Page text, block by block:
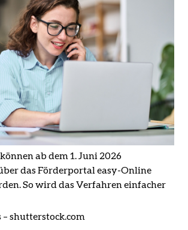
ab dem 1. Juni 2026
das Förderportal easy-Online
So wird das Verfahren einfacher
shutterstock.com